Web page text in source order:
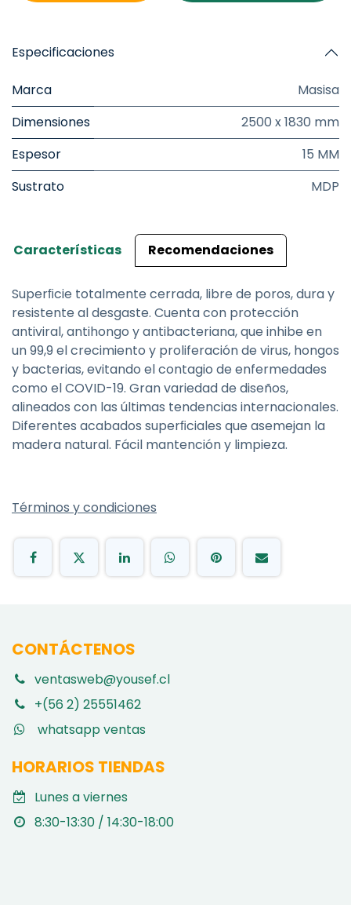
Especificaciones
Marca
Masisa
Dimensiones
2500 x 1830 mm
Espesor
15 MM
Sustrato
MDP
Características Recomendaciones
Superﬁcie totalmente cerrada, libre de poros, dura y
resistente al desgaste. Cuenta con protección
antiviral, antihongo y antibacteriana, que inhibe en
un 99,9 el crecimiento y proliferación de virus, hongos
y bacterias, evitando el contagio de enfermedades
como el COVID-19. Gran variedad de diseños,
alineados con las últimas tendencias internacionales.
Diferentes acabados superﬁciales que asemejan la
madera natural. Fácil mantención y limpieza.
Términos y condiciones
CONTÁCTENOS
ventasweb@yousef.cl
+(56 2) 25551462
whatsapp ventas
HORARIOS TIENDAS
Lunes a viernes
8:30-13:30 / 14:30-18:00